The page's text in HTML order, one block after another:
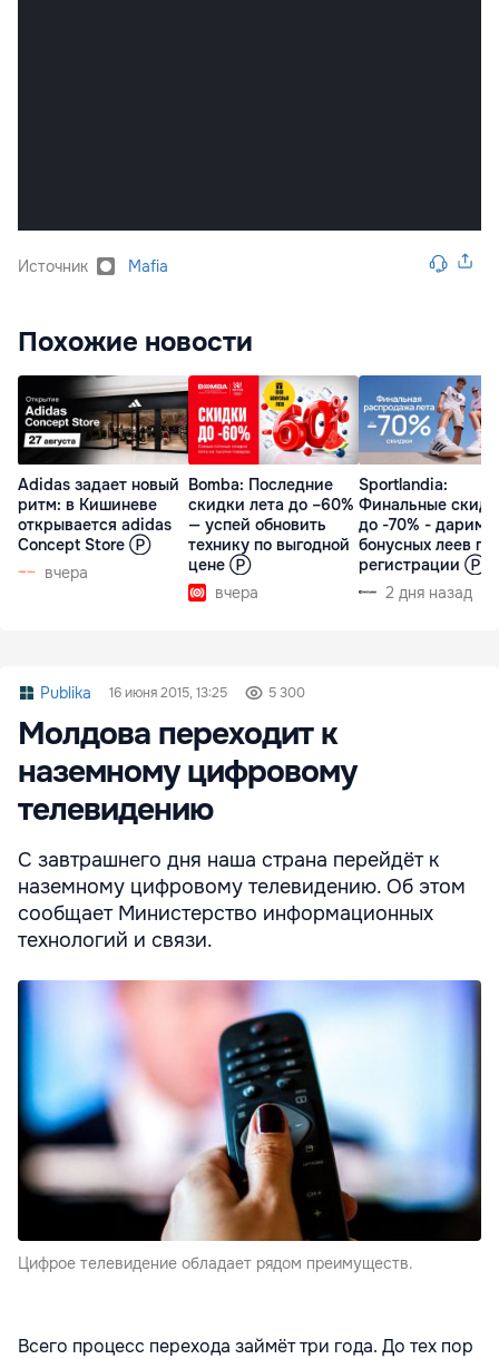
Источник Mafia
Похожие новости
Adidas задает новый
ритм: в Кишиневе
открывается adidas
Concept Store Ⓟ
вчера
Bomba: Последние
скидки лета до –60%
— успей обновить
технику по выгодной
цене Ⓟ
вчера
Sportlandia:
Финальные
до -70% - дарим
бонусных леев
регистрации Ⓟ
2 дня назад
Publika 16 июня 2015, 13:25 5 300
Молдова переходит к
наземному цифровому
телевидению
С завтрашнего дня наша страна перейдёт к
наземному цифровому телевидению. Об этом
сообщает Министерство информационных
технологий и связи.
Цифрое телевидение обладает рядом преимуществ.
Всего процесс перехода займёт три года. До тех пор